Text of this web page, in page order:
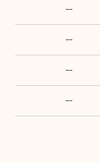
--
--
--
--